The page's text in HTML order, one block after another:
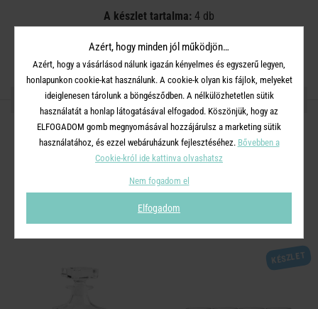
A készlet tartalma: 4 db
Mosogatógépben mosható.
OSZD MEG MÁSOKKAL!
A TERMÉKCSALÁD TOVÁBBI
TERMÉKEI
KÉSZLET
Azért, hogy minden jól működjön…
Azért, hogy a vásárlásod nálunk igazán kényelmes és egyszerű legyen,
honlapunkon cookie-kat használunk. A cookie-k olyan kis fájlok, melyeket
ideiglenesen tárolunk a böngésződben. A nélkülözhetetlen sütik
használatát a honlap látogatásával elfogadod. Köszönjük, hogy az
ELFOGADOM gomb megnyomásával hozzájárulsz a marketing sütik
használatához, és ezzel webáruházunk fejlesztéséhez. Bővebben a
Cookie-król ide kattinva olvashatsz
Nem fogadom el
Elfogadom